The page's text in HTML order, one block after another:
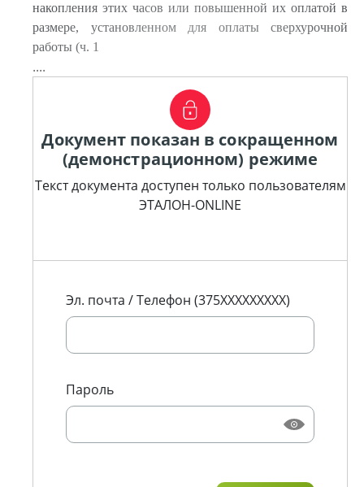
накопления этих часов или повышенной их оплатой в
размере, установленном для оплаты сверхурочной
работы (ч. 1
....
Документ показан в сокращенном
(демонстрационном) режиме
Текст документа доступен только пользователям
ЭТАЛОН-ONLINE
Эл. почта / Телефон (375XXXXXXXXX)
Пароль